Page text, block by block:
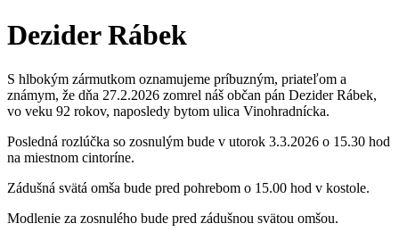
Dezider Rábek
S hlbokým zármutkom oznamujeme príbuzným, priateľom a
známym, že dňa 27.2.2026 zomrel náš občan pán Dezider Rábek,
vo veku 92 rokov, naposledy bytom ulica Vinohradnícka.
Posledná rozlúčka so zosnulým bude v utorok 3.3.2026 o 15.30 hod
na miestnom cintoríne.
Zádušná svätá omša bude pred pohrebom o 15.00 hod v kostole.
Modlenie za zosnulého bude pred zádušnou svätou omšou.